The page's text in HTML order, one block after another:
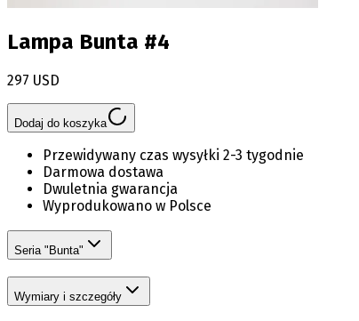
Lampa Bunta #4
297 USD
Dodaj do koszyka
Przewidywany czas wysyłki 2-3 tygodnie
Darmowa dostawa
Dwuletnia gwarancja
Wyprodukowano w Polsce
Seria "Bunta"
Wymiary i szczegóły